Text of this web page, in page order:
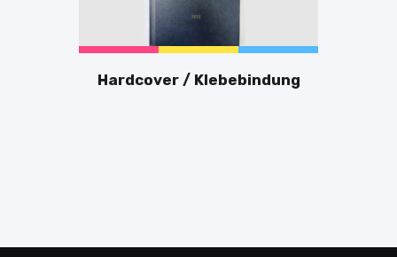
Hardcover / Klebebindung